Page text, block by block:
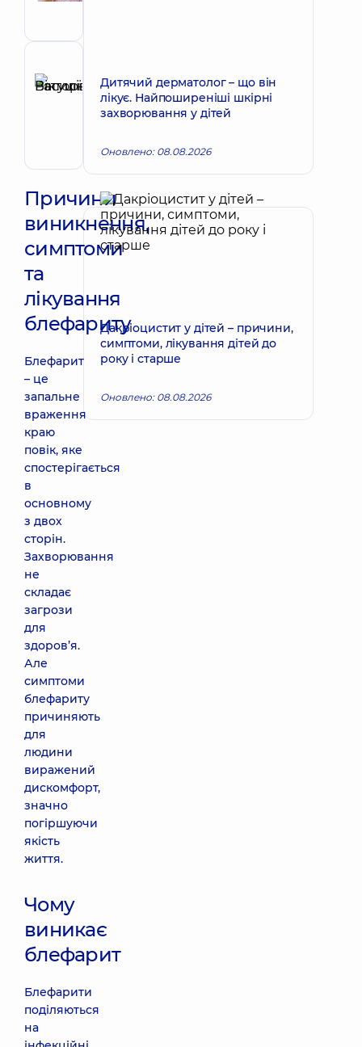
Ратушнюк
Вікторія
Запис до лікаря
Причини
виникнення,
симптоми
та
лікування
блефариту
Блефарит
– це
запальне
враження
краю
повік, яке
спостерігається
в
основному
з двох
сторін.
Захворювання
не
складає
загрози
для
здоров’я.
Але
симптоми
блефариту
причиняють
для
людини
виражений
дискомфорт,
значно
погіршуючи
якість
життя.
Чому
виникає
блефарит
Блефарити
поділяються
на
Дитячий дерматолог – що він
лікує. Найпоширеніші шкірні
захворювання у дітей
Оновлено: 08.08.2026
Дакріоцистит у дітей – причини,
симптоми, лікування дітей до
року і старше
Оновлено: 08.08.2026